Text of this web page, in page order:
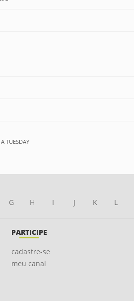
TUESDAY
G H I J K L
PARTICIPE
cadastre-se
meu canal